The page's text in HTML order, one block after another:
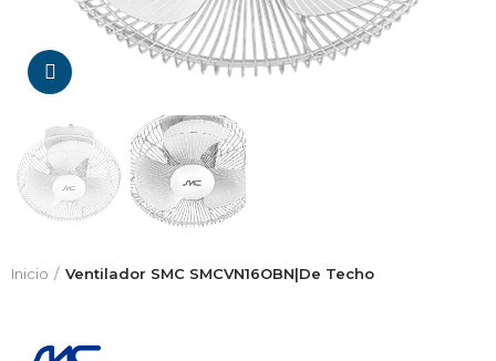
Da click para agrandar
Inicio Ventilador SMC SMCVN16OBN|De Techo